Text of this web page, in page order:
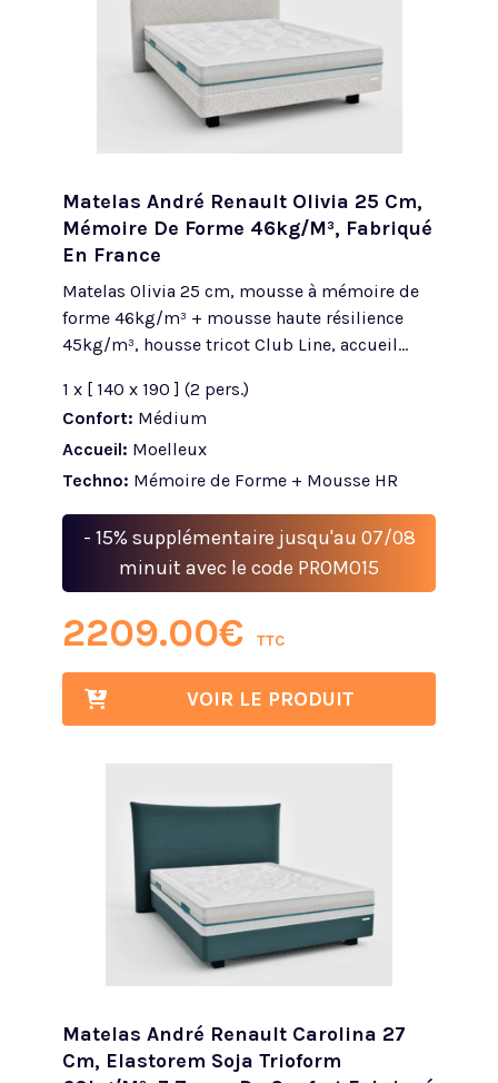
Matelas André Renault Olivia 25 Cm,
Mémoire De Forme 46kg/m³, Fabriqué
En France
Matelas Olivia 25 cm, mousse à mémoire de
forme 46kg/m³ + mousse haute résilience
45kg/m³, housse tricot Club Line, accueil...
1 x [ 140 x 190 ] (2 pers.)
Confort: Médium
Accueil: Moelleux
Techno: Mémoire de Forme + Mousse HR
- 15% supplémentaire jusqu'au 07/08
minuit avec le code PROMO15
2209.00€ TTC
VOIR LE PRODUIT
Matelas André Renault Carolina 27
Cm, Elastorem Soja Trioform